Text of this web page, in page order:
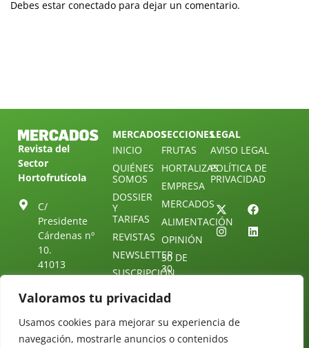
Valoramos tu privacidad
Usamos cookies para mejorar su experiencia de
navegación, mostrarle anuncios o contenidos
Debes estar conectado para dejar un comentario.
Revista del
Sector
Hortofrutícola
C/
Presidente
Cárdenas nº
10.
41013
Sevilla.
ESPAÑA
25 88 51
MERCADOS
INICIO
QUIÉNES
SOMOS
DOSSIER
Y
TARIFAS
REVISTAS
NEWSLETTER
SUSCRIPCIÓN
ÚNETE A
NUESTRO
CONTACTO
SECCIONES
FRUTAS
HORTALIZAS
EMPRESA
MERCADOS
ALIMENTACIÓN
OPINIÓN
30 DE
30
LEGAL
AVISO LEGAL
POLÍTICA DE
PRIVACIDAD